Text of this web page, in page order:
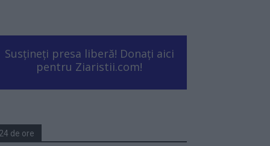
Susțineți presa liberă! Donați aici
pentru Ziaristii.com!
de ore